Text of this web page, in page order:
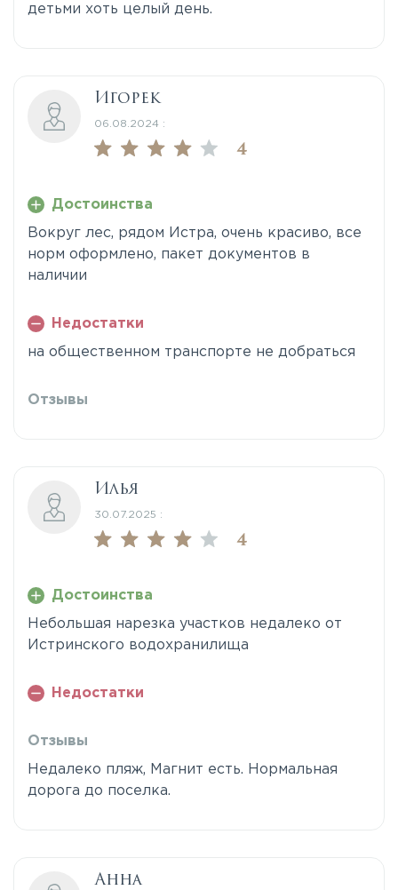
детьми хоть целый день.
Игорек
06.08.2024 :
4
Достоинства
Вокруг лес, рядом Истра, очень красиво, все
норм оформлено, пакет документов в
наличии
Недостатки
на общественном транспорте не добраться
Отзывы
Илья
30.07.2025 :
4
Достоинства
Небольшая нарезка участков недалеко от
Истринского водохранилища
Недостатки
Отзывы
Недалеко пляж, Магнит есть. Нормальная
дорога до поселка.
Анна